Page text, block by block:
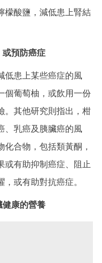
檬酸鹽，減低患上腎結
預防癌症
低患上某些癌症的風
個葡萄柚，或飲用一份
。其他研究則指出，柑
、乳癌及胰臟癌的風
合物，包括類黃酮，
或有助抑制癌症、阻止
或有助對抗癌症。
康的營養